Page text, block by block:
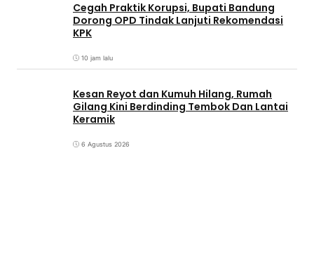
Cegah Praktik Korupsi, Bupati Bandung
Dorong OPD Tindak Lanjuti Rekomendasi
KPK
10 jam lalu
Kesan Reyot dan Kumuh Hilang, Rumah
Gilang Kini Berdinding Tembok Dan Lantai
Keramik
6 Agustus 2026